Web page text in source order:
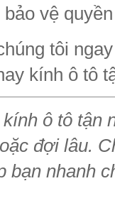
vệ
tôi
kính ô tô
ô tô tận
đợi lâu.
bạn nhanh